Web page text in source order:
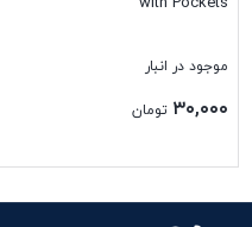
موجود در انبار
۳۰,۰۰۰ تومان